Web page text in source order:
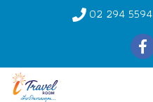
02 294 5594